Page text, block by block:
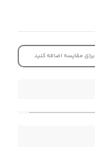
برای مقایسه اضافه کنید